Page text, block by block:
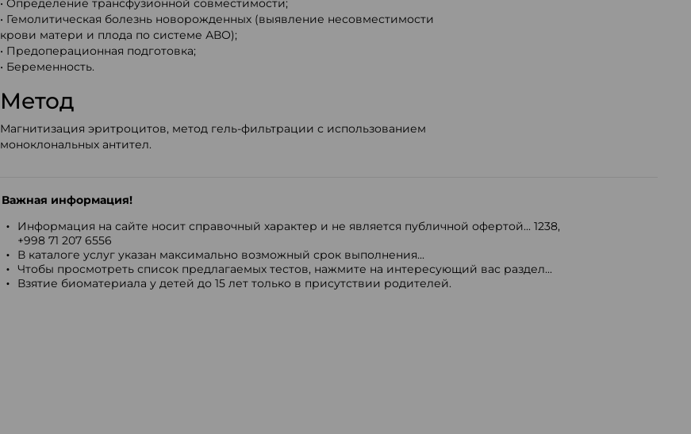
• Определение трансфузионной совместимости;
• Гемолитическая болезнь новорожденных (выявление несовместимости
крови матери и плода по системе АВО);
• Предоперационная подготовка;
• Беременность.
Метод
Магнитизация эритроцитов, метод гель-фильтрации с использованием
моноклональных антител.
Важная информация!
Информация на сайте носит справочный характер и не является публичной офертой... 1238,
+998 71 207 6556
В каталоге услуг указан максимально возможный срок выполнения...
Чтобы просмотреть список предлагаемых тестов, нажмите на интересующий вас раздел...
Взятие биоматериала у детей до 15 лет только в присутствии родителей.